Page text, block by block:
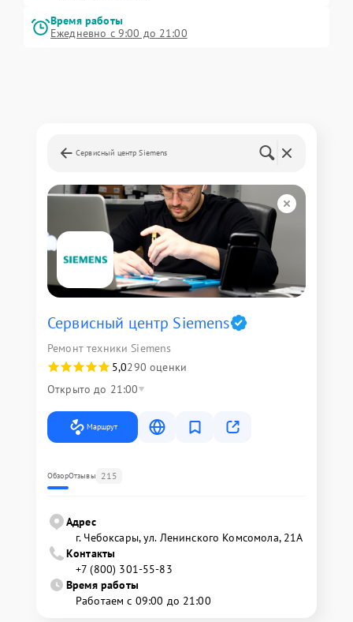
Время работы
Ежедневно с 9:00 до 21:00
Сервисный центр Siemens
Сервисный центр Siemens
Ремонт техники Siemens
5,0290 оценки
Открыто до 21:00
Маршрут
ОбзорОтзывы 215
Адрес
г. Чебоксары, ул. Ленинского Комсомола, 21А
Контакты
+7 (800) 301-55-83
Время работы
Работаем с 09:00 до 21:00